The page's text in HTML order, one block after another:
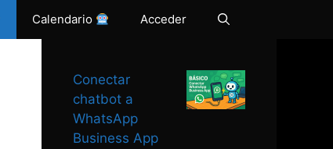
Calendario Acceder
Conectar
chatbot a
WhatsApp
Business App